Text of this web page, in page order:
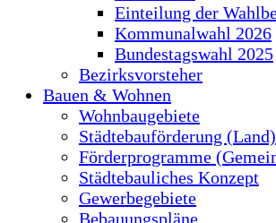
Einteilung der
Kommunalwahl 2026
Bundestagswahl 2025
Bezirksvorsteher
Bauen & Wohnen
Wohnbaugebiete
Städtebauförderung (Land)
Förderprogramme
Städtebauliches Konzept
Gewerbegebiete
Bebauungspläne